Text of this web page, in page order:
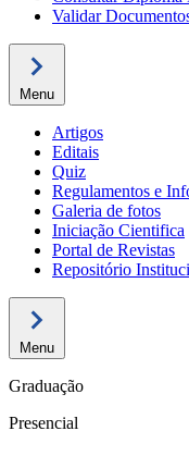
Validar
Menu
Artigos
Editais
Quiz
Regulamentos e
Galeria de fotos
Iniciação Cientifica
Portal de Revistas
Repositório
Menu
Graduação
Presencial